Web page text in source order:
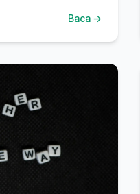
Baca →